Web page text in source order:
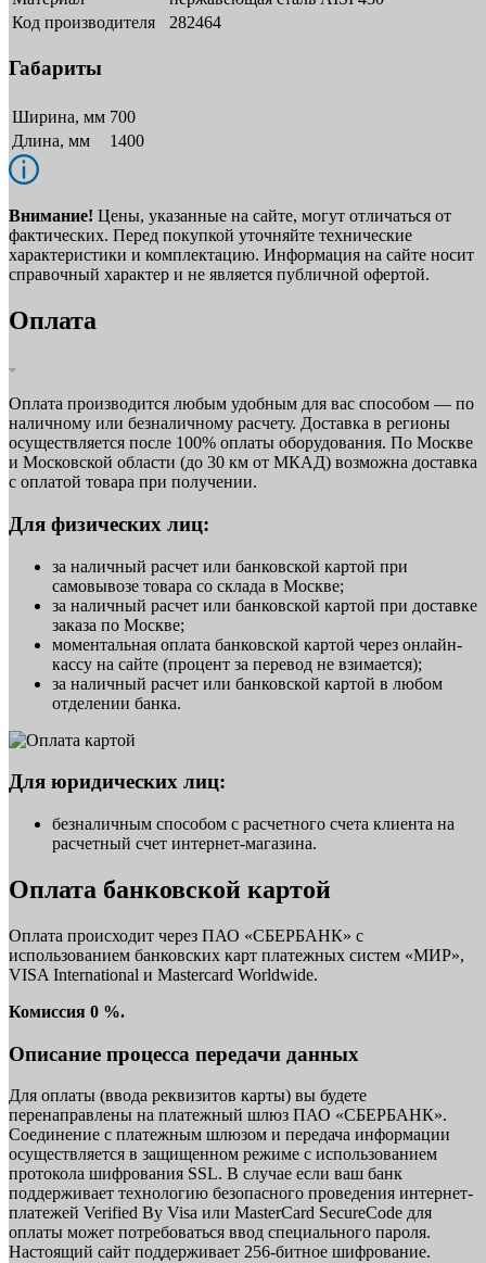
Код производителя
282464
Габариты
Ширина, мм 700
Длина, мм
1400
Внимание! Цены, указанные на сайте, могут отличаться от
фактических. Перед покупкой уточняйте технические
характеристики и комплектацию. Информация на сайте носит
справочный характер и не является публичной офертой.
Оплата
Оплата производится любым удобным для вас способом — по
наличному или безналичному расчету. Доставка в регионы
осуществляется после 100% оплаты оборудования. По Москве
и Московской области (до 30 км от МКАД) возможна доставка
с оплатой товара при получении.
Для физических лиц:
за наличный расчет или банковской картой при
самовывозе товара со склада в Москве;
за наличный расчет или банковской картой при доставке
заказа по Москве;
моментальная оплата банковской картой через онлайн-
кассу на сайте (процент за перевод не взимается);
за наличный расчет или банковской картой в любом
отделении банка.
Для юридических лиц:
безналичным способом с расчетного счета клиента на
расчетный счет интернет-магазина.
Оплата банковской картой
Оплата происходит через ПАО «СБЕРБАНК» с
использованием банковских карт платежных систем «МИР»,
VISA International и Mastercard Worldwide.
Комиссия 0 %.
Описание процесса передачи данных
Для оплаты (ввода реквизитов карты) вы будете
перенаправлены на платежный шлюз ПАО «СБЕРБАНК».
Соединение с платежным шлюзом и передача информации
осуществляется в защищенном режиме с использованием
протокола шифрования SSL. В случае если ваш банк
поддерживает технологию безопасного проведения интернет-
платежей Verified By Visa или MasterCard SecureCode для
оплаты может потребоваться ввод специального пароля.
Настоящий сайт поддерживает 256-битное шифрование.